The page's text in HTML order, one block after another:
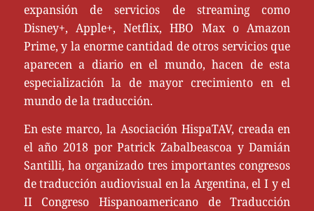
expansión de servicios de streaming como
Disney+, Apple+, Netflix, HBO Max o Amazon
Prime, y la enorme cantidad de otros servicios que
aparecen a diario en el mundo, hacen de esta
especialización la de mayor crecimiento en el
mundo de la traducción.
En este marco, la Asociación HispaTAV, creada en
el año 2018 por Patrick Zabalbeascoa y Damián
Santilli, ha organizado tres importantes congresos
de traducción audiovisual en la Argentina, el I y el
II Congreso Hispanoamericano de Traducción